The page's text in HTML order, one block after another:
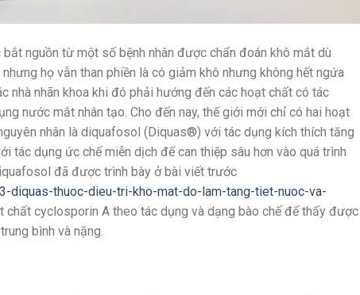
nguồn từ một số bệnh nhân được chẩn đoán khô mắt dù
họ vẫn than phiền là có giảm khô nhưng không hết ngứa
nhà nhãn khoa khi đó phải hướng đến các hoạt chất có tác
nước mắt nhân tạo. Cho đến nay, thế giới mới chỉ có hai hoạt
nhân là diquafosol (Diquas®) với tác dụng kích thích tăng
dụng ức chế miễn dịch để can thiệp sâu hơn vào quá trình
đã được trình bày ở bài viết trước
diquas-thuoc-dieu-tri-kho-mat-do-lam-tang-tiet-nuoc-va-
chất cyclosporin A theo tác dụng và dạng bào chế để thấy được
bình và nặng.